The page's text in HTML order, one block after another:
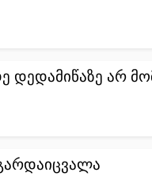
დედამიწაზე არ